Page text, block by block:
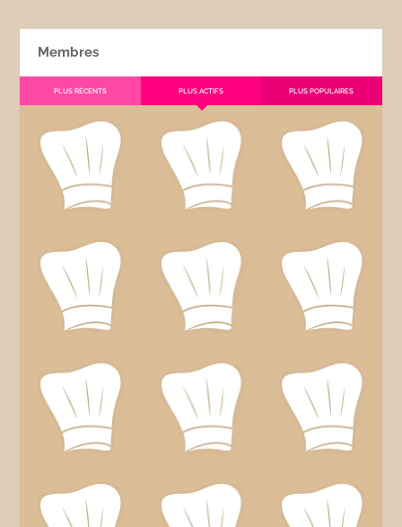
Membres
PLUS RÉCENTS PLUS ACTIFS PLUS POPULAIRES